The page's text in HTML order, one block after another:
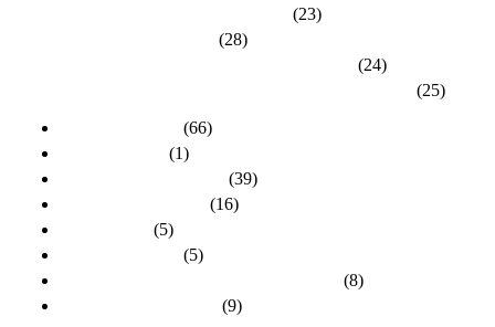
(23)
(28)
(24)
(25)
(66)
(1)
(39)
(16)
(5)
(5)
(8)
(9)